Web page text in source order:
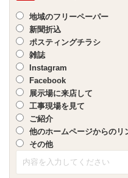
地域のフリーペーパー
新聞折込
ポスティングチラシ
雑誌
Instagram
Facebook
展示場に来店して
工事現場を見て
ご紹介
他のホームページからのリ
その他